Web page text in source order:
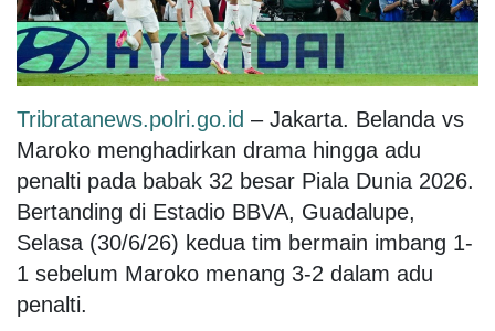
Tribratanews.polri.go.id – Jakarta. Belanda vs
Maroko menghadirkan drama hingga adu
penalti pada babak 32 besar Piala Dunia 2026.
Bertanding di Estadio BBVA, Guadalupe,
Selasa (30/6/26) kedua tim bermain imbang 1-
1 sebelum Maroko menang 3-2 dalam adu
penalti.